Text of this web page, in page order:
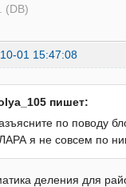
(DB)
01 15:47:08
пишет:
по поводу
я не совсем по
деления для